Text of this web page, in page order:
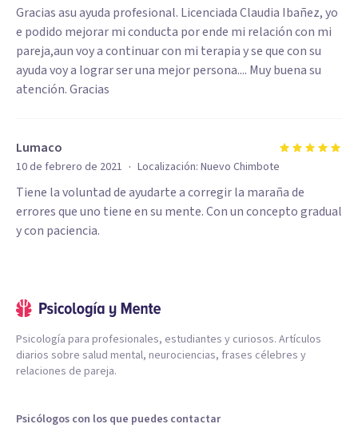
Gracias asu ayuda profesional. Licenciada Claudia Ibañez, yo
e podido mejorar mi conducta por ende mi relación con mi
pareja,aun voy a continuar con mi terapia y se que con su
ayuda voy a lograr ser una mejor persona.... Muy buena su
atención. Gracias
Lumaco
10 de febrero de 2021 · Localización: Nuevo Chimbote
Tiene la voluntad de ayudarte a corregir la maraña de
errores que uno tiene en su mente. Con un concepto gradual
y con paciencia.
Psicología para profesionales, estudiantes y curiosos. Artículos
diarios sobre salud mental, neurociencias, frases célebres y
relaciones de pareja.
Psicólogos con los que puedes contactar